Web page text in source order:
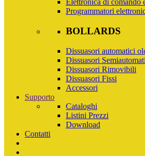
Elettronica di comando
Programmatori
BOLLARDS
Dissuasori automatici
Dissuasori
Dissuasori Rimovibili
Dissuasori Fissi
Accessori
Supporto
Cataloghi
Listini Prezzi
Download
Contatti